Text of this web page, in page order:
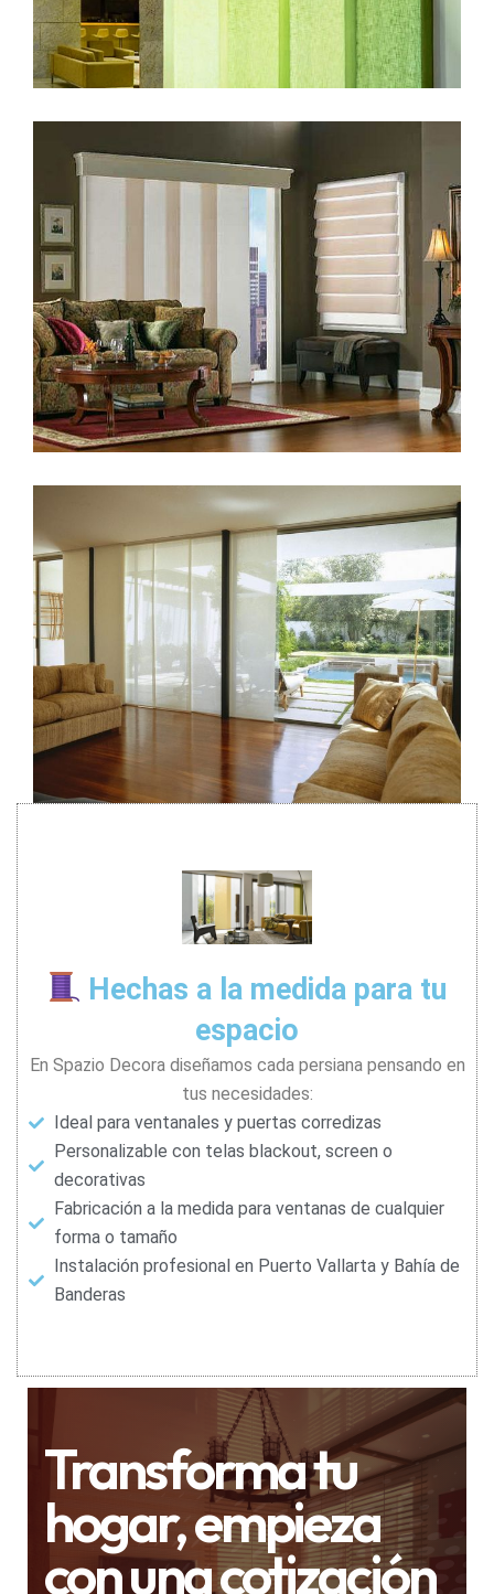
Hechas a la medida para tu
espacio
En Spazio Decora diseñamos cada persiana pensando en
tus necesidades:
Ideal para ventanales y puertas corredizas
Personalizable con telas blackout, screen o
decorativas
Fabricación a la medida para ventanas de cualquier
forma o tamaño
Instalación profesional en Puerto Vallarta y Bahía de
Banderas
Transforma tu
hogar, empieza
con una cotización